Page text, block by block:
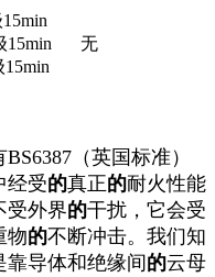
15min
15min
无
（英国标准）
经受的真正的耐火性能
受外界的干扰，它会受
物的不断冲击。我们知
导体和绝缘间 的云母